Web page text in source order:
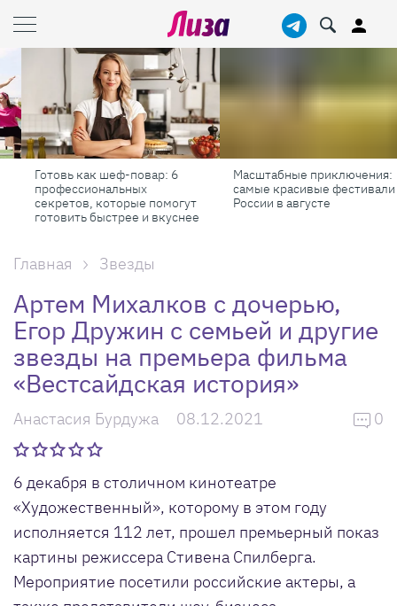
Готовь как шеф-повар: 6
профессиональных
секретов, которые помогут
готовить быстрее и вкуснее
Масштабные приключения:
самые красивые фестивали
России в августе
Главная Звезды
Артем Михалков с дочерью,
Егор Дружин с семьей и другие
звезды на премьера фильма
«Вестсайдская история»
Анастасия Бурдужа 08.12.2021 0
6 декабря в столичном кинотеатре
«Художественный», которому в этом году
исполняется 112 лет, прошел премьерный показ
картины режиссера Стивена Спилберга.
Мероприятие посетили российские актеры, а